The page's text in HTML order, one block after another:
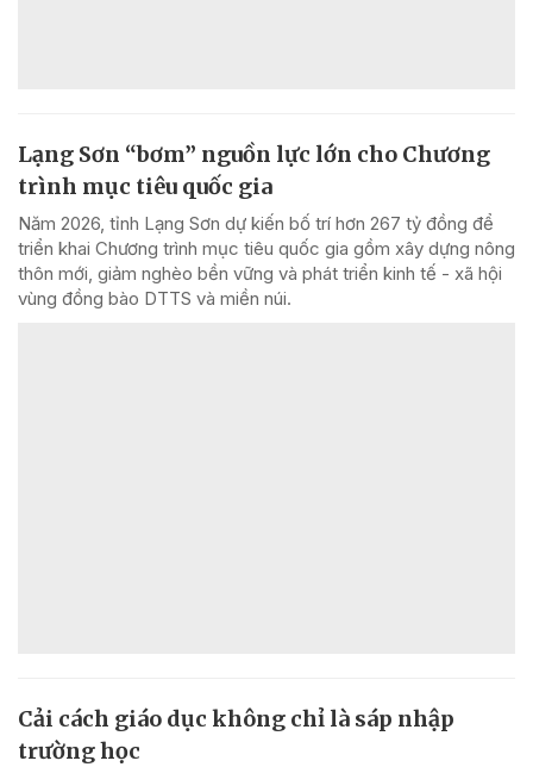
Lạng Sơn “bơm” nguồn lực lớn cho Chương
trình mục tiêu quốc gia
Năm 2026, tỉnh Lạng Sơn dự kiến bố trí hơn 267 tỷ đồng để
triển khai Chương trình mục tiêu quốc gia gồm xây dựng nông
thôn mới, giảm nghèo bền vững và phát triển kinh tế - xã hội
vùng đồng bào DTTS và miền núi.
Cải cách giáo dục không chỉ là sáp nhập
trường học